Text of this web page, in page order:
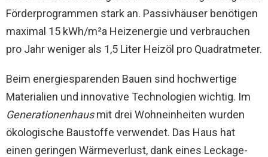
Förderprogrammen stark an. Passivhäuser benötigen
maximal 15 kWh/m²a Heizenergie und verbrauchen
pro Jahr weniger als 1,5 Liter Heizöl pro Quadratmeter.
Beim energiesparenden Bauen sind hochwertige
Materialien und innovative Technologien wichtig. Im
Generationenhausmit drei Wohneinheiten wurden
ökologische Baustoffe verwendet. Das Haus hat
einen geringen Wärmeverlust, dank eines Leckage-